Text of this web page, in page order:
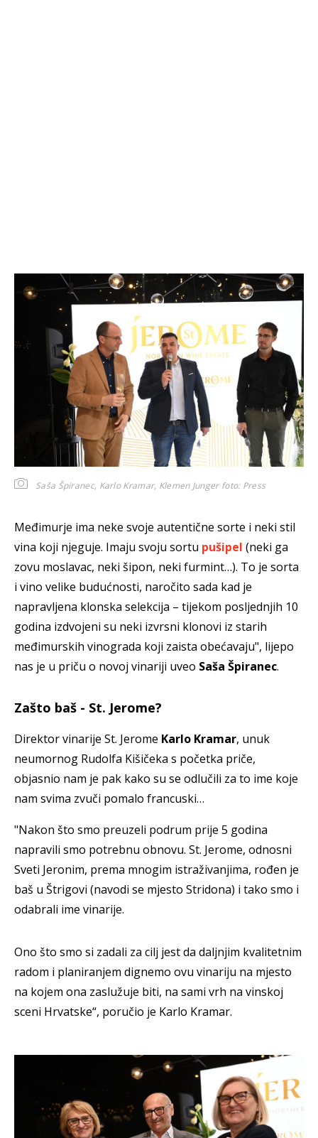
Saša Špiranec, Karlo Kramar, Klemen Junger foto: Press
Međimurje ima neke svoje autentične sorte i neki stil
vina koji njeguje. Imaju svoju sortu pušipel (neki ga
zovu moslavac, neki šipon, neki furmint…). To je sorta
i vino velike budućnosti, naročito sada kad je
napravljena klonska selekcija – tijekom posljednjih 10
godina izdvojeni su neki izvrsni klonovi iz starih
međimurskih vinograda koji zaista obećavaju", lijepo
nas je u priču o novoj vinariji uveo Saša Špiranec.
Zašto baš - St. Jerome?
Direktor vinarije St. Jerome Karlo Kramar, unuk
neumornog Rudolfa Kišičeka s početka priče,
objasnio nam je pak kako su se odlučili za to ime koje
nam svima zvuči pomalo francuski…
"Nakon što smo preuzeli podrum prije 5 godina
napravili smo potrebnu obnovu. St. Jerome, odnosni
Sveti Jeronim, prema mnogim istraživanjima, rođen je
baš u Štrigovi (navodi se mjesto Stridona) i tako smo i
odabrali ime vinarije.
Ono što smo si zadali za cilj jest da daljnjim kvalitetnim
radom i planiranjem dignemo ovu vinariju na mjesto
na kojem ona zaslužuje biti, na sami vrh na vinskoj
sceni Hrvatske“, poručio je Karlo Kramar.